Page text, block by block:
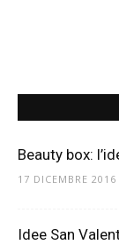
Beauty box:
17 DICEMBRE 2016
Idee San